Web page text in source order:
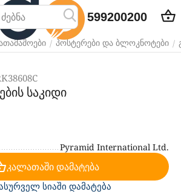
599200200
/ პოსტერები და ბლოკნოტები /
საკიდი
Pyramid International Ltd.
კალათაში დამატება
სიაში დამატება